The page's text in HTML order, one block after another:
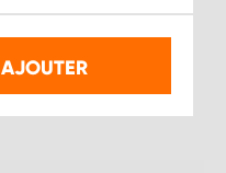
AJOUTER